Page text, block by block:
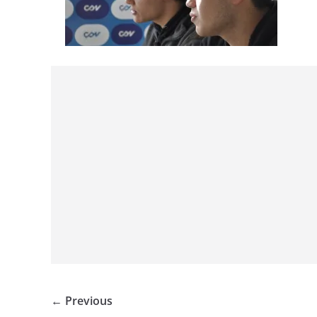
← Previous